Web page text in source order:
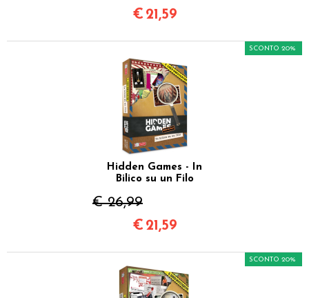
€ 21,59
Hidden Games - In
Bilico su un Filo
€ 26,99
SCONTO 20%
€ 21,59
SCONTO 20%